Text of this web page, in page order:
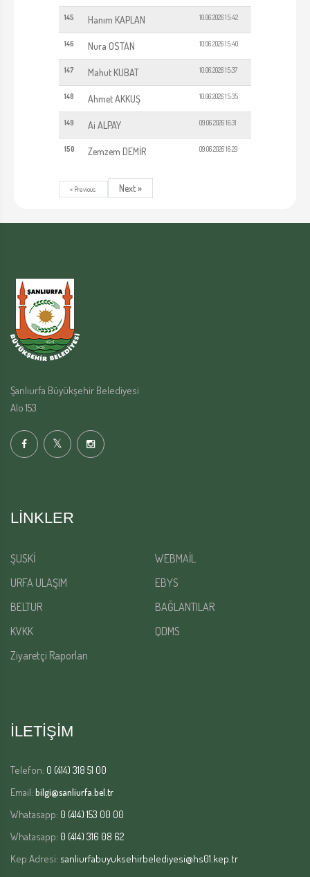
145 Hanım KAPLAN 10.06.2026 15:42
146 Nura OSTAN 10.06.2026 15:40
147 Mahut KUBAT 10.06.2026 15:37
148 Ahmet AKKUŞ 10.06.2026 15:35
149 Ai ALPAY 09.06.2026 16:31
150 Zemzem DEMİR 09.06.2026 16:29
« Previous Next »
Şanlıurfa Büyükşehir Belediyesi
Alo 153
LINKLER
ŞUSKİ
WEBMAİL
URFA ULAŞIM
EBYS
BELTUR
BAĞLANTILAR
KVKK
QDMS
Ziyaretçi Raporları
İLETİŞİM
Telefon: 0 (414) 318 51 00
Email: bilgi@sanliurfa.bel.tr
Whatasapp: 0 (414) 153 00 00
Whatasapp: 0 (414) 316 08 62
Kep Adresi: sanliurfabuyuksehirbelediyesi@hs01.kep.tr